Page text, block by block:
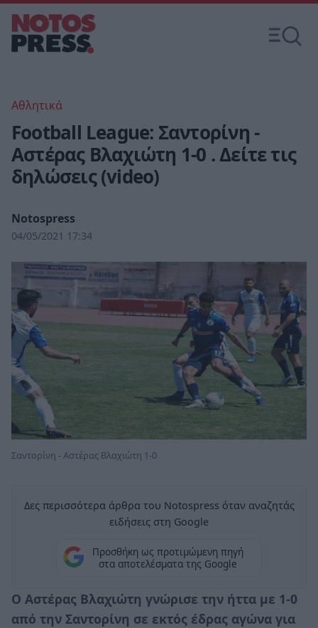
Αθλητικά
Football League: Σαντορίνη -
Αστέρας Βλαχιώτη 1-0 . Δείτε τις
δηλώσεις (video)
Notospress
04/05/2021 17:34
Σαντορίνη - Αστέρας Βλαχιώτη 1-0
Δες περισσότερα άρθρα του Notospress όταν αναζητάς
ειδήσεις στη Google
Προσθήκη ως προτιμώμενη πηγή
στα αποτελέσματα της Google
Ο Αστέρας Βλαχιώτη γνώρισε την ήττα με 1-0
από την Σαντορίνη σε εκτός έδρας αγώνα για